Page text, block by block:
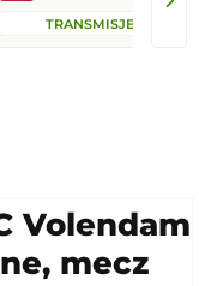
TRANSMISJE
Volendam
mecz